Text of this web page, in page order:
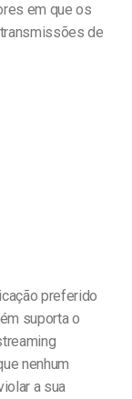
em que os
de
preferido
suporta o
nenhum
a sua